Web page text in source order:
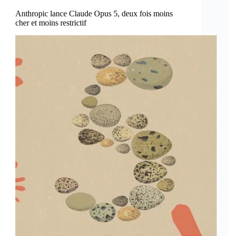
Anthropic lance Claude Opus 5, deux fois moins
cher et moins restrictif